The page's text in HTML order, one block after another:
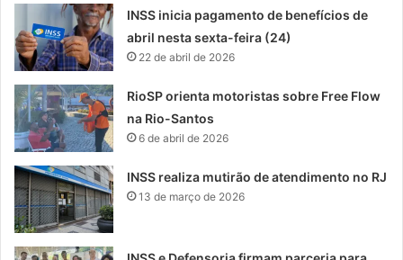
INSS inicia pagamento de benefícios de
abril nesta sexta-feira (24)
22 de abril de 2026
RioSP orienta motoristas sobre Free Flow
na Rio-Santos
6 de abril de 2026
INSS realiza mutirão de atendimento no RJ
13 de março de 2026